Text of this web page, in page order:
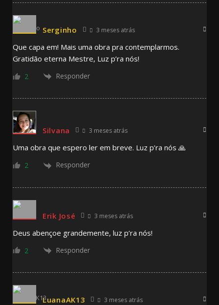
Serginho 3 meses atrás
Que capa em! Mais uma obra pra contemplarmos.
Gratidão eterna Mestre, Luz p’ra nós!
2 Responder
Silvana 3 meses atrás
Uma obra que espero ler em breve. Luz p’ra nós 🙏
2 Responder
Erik José 3 meses atrás
Deus abençoe grandemente, luz p’ra nós!
2 Responder
LuanaAK13 3 meses atrás